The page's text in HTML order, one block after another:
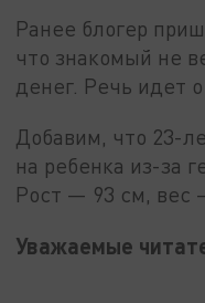
Ранее блогер
что знакомый не
денег. Речь идет
Добавим, что 23-
на ребенка из-за
Рост — 93 см, вес
Уважаемые